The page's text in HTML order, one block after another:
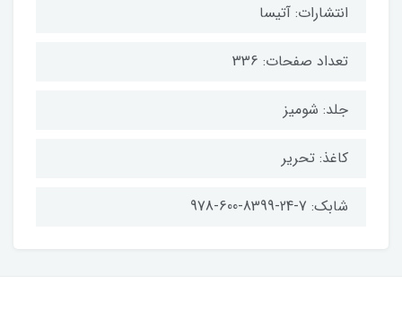
انتشارات: آتیسا
تعداد صفحات: 336
جلد: شومیز
کاغذ: تحریر
شابک: 7-24-8399-600-978